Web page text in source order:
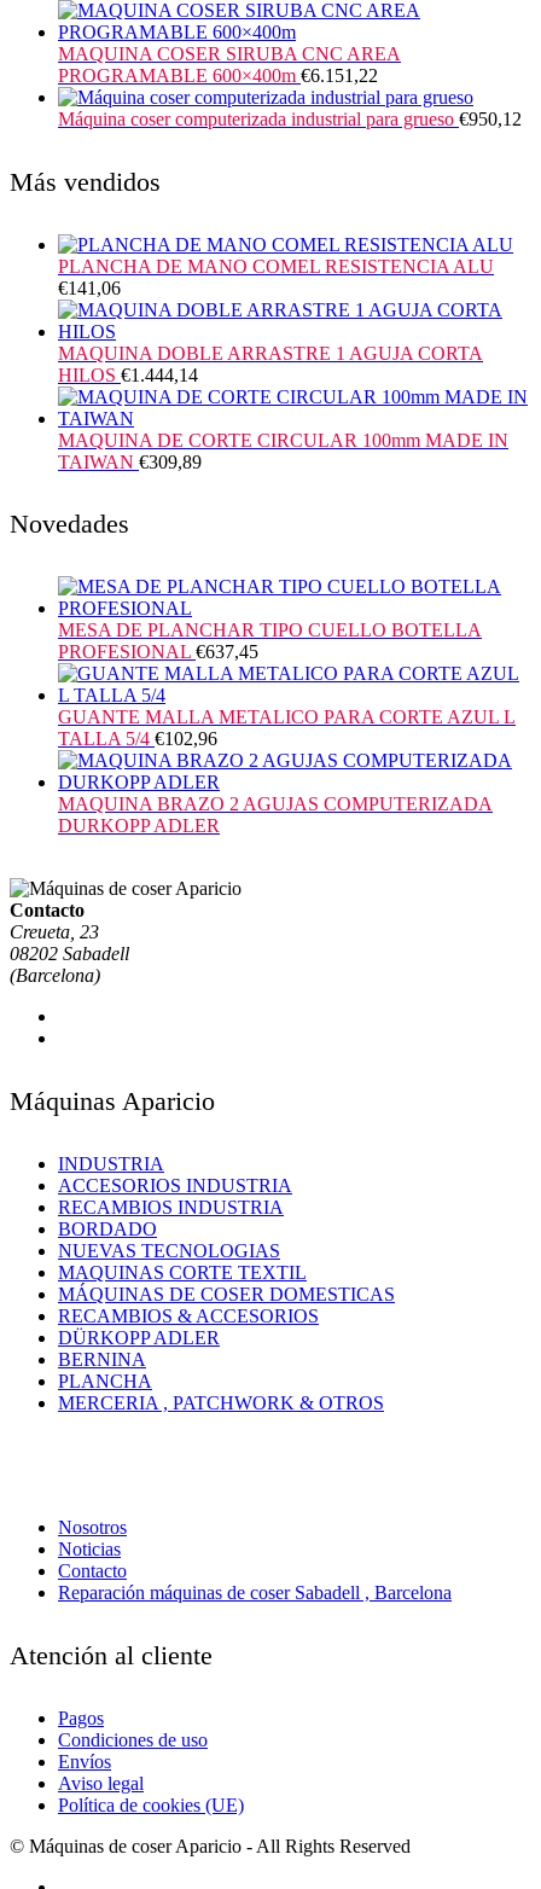
MAQUINA COSER SIRUBA CNC AREA
PROGRAMABLE 600×400m €6.151,22
Máquina coser computerizada industrial para grueso €950,12
Más vendidos
PLANCHA DE MANO COMEL RESISTENCIA ALU
€141,06
MAQUINA DOBLE ARRASTRE 1 AGUJA CORTA
HILOS €1.444,14
MAQUINA DE CORTE CIRCULAR 100mm MADE IN
TAIWAN €309,89
Novedades
MESA DE PLANCHAR TIPO CUELLO BOTELLA
PROFESIONAL €637,45
GUANTE MALLA METALICO PARA CORTE AZUL L
TALLA 5/4 €102,96
MAQUINA BRAZO 2 AGUJAS COMPUTERIZADA
DURKOPP ADLER
Contacto
Creueta, 23
08202 Sabadell
(Barcelona)
Máquinas Aparicio
INDUSTRIA
ACCESORIOS INDUSTRIA
RECAMBIOS INDUSTRIA
BORDADO
NUEVAS TECNOLOGIAS
MAQUINAS CORTE TEXTIL
MÁQUINAS DE COSER DOMESTICAS
RECAMBIOS & ACCESORIOS
DÜRKOPP ADLER
BERNINA
PLANCHA
MERCERIA , PATCHWORK & OTROS
Nosotros
Noticias
Contacto
Reparación máquinas de coser Sabadell , Barcelona
Atención al cliente
Pagos
Condiciones de uso
Envíos
Aviso legal
Política de cookies (UE)
© Máquinas de coser Aparicio - All Rights Reserved